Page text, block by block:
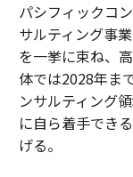
パシフィックコ
サルティング事
を一挙に束ね、
体では2028年ま
ンサルティング
に自ら着手でき
げる。